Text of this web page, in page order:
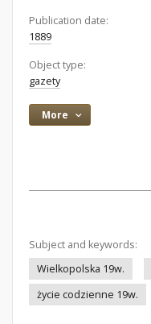
Publication date:
1889
Object type:
gazety
More
Subject and keywords:
Wielkopolska 19w.
życie codzienne 19w.